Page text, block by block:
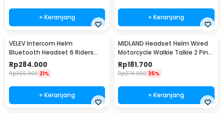
+ Keranjang + Keranjang
VELEV Intercom Helm
Bluetooth Headset 6 Riders
Call IPX6 1000mAh - D2-6X
Rp284.000
Rp355.900 21%
+ Keranjang
MIDLAND Headset Helm Wired
Motorcycle Walkie Talkie 2 Pin
ANC - MD2
Rp181.700
Rp276.900 35%
+ Keranjang